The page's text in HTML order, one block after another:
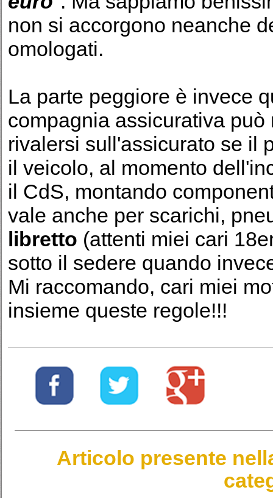
non si accorgono neanche
omologati.
La parte peggiore è invece
compagnia assicurativa
rivalersi sull'assicurato se il
il veicolo, al momento
il CdS, montando
vale anche per scarichi,
libretto (attenti miei cari
sotto il sedere quando
Mi raccomando, cari miei
insieme queste regole!!!
Articolo presente